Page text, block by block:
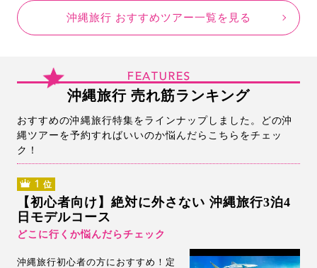
沖縄旅行 おすすめツアー一覧を見る
FEATURES
沖縄旅行 売れ筋ランキング
おすすめの沖縄旅行特集をラインナップしました。どの沖
縄ツアーを予約すればいいのか悩んだらこちらをチェッ
ク！
1 位
【初心者向け】絶対に外さない 沖縄旅行3泊4
日モデルコース
どこに行くか悩んだらチェック
沖縄旅行初心者の方におすすめ！定